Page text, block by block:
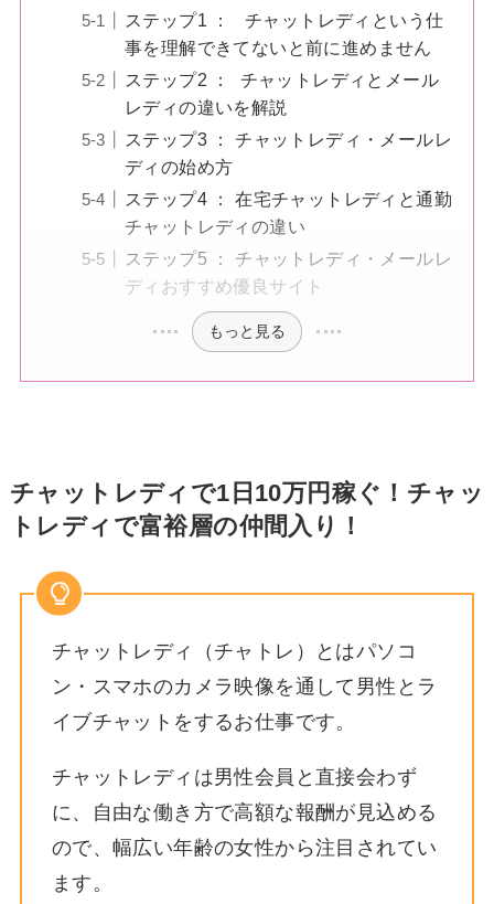
ステップ1 ： チャットレディという仕
事を理解できてないと前に進めません
ステップ2 ： チャットレディとメール
レディの違いを解説
ステップ3 ： チャットレディ・メールレ
ディの始め方
ステップ4 ： 在宅チャットレディと通勤
チャットレディの違い
ステップ5 ： チャットレディ・メールレ
ディおすすめ優良サイト
もっと見る
チャットレディで1日10万円稼ぐ！チャッ
トレディで富裕層の仲間入り！
チャットレディ（チャトレ）とはパソコ
ン・スマホのカメラ映像を通して男性とラ
イブチャットをするお仕事です。
チャットレディは男性会員と直接会わず
に、自由な働き方で高額な報酬が見込める
ので、幅広い年齢の女性から注目されてい
ます。